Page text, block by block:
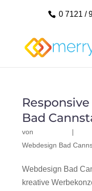
0 7121 /
Bad
von |
Webdesign Bad
Webdesign Bad
kreative